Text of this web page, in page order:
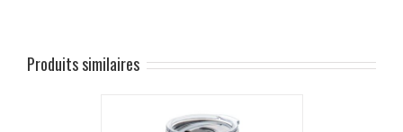
Produits similaires